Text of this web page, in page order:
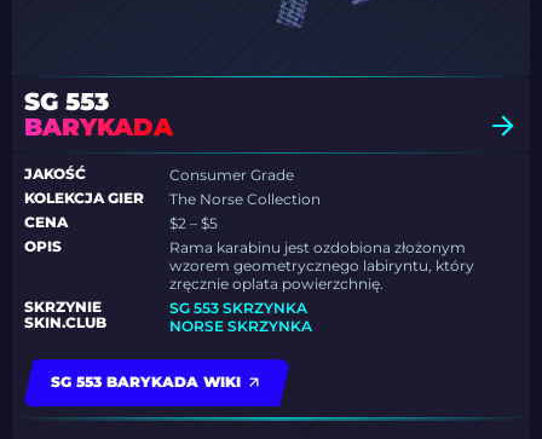
SG 553
BARYKADA
JAKOŚĆ
Consumer Grade
KOLEKCJA GIER
The Norse Collection
CENA
$2 – $5
OPIS
Rama karabinu jest ozdobiona złożonym
wzorem geometrycznego labiryntu, który
zręcznie oplata powierzchnię.
SKRZYNIE
SKIN.CLUB
SG 553 SKRZYNKA
NORSE SKRZYNKA
SG 553 BARYKADA WIKI